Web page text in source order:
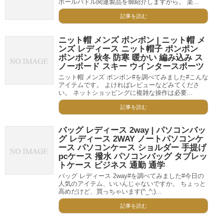
ボールパドル関連製品を御紹介しますから。 楽...
記事を読む
ニット帽 メンズ ボンボン | ニット帽 メ
ンズ レディース ニット帽子 ポンポン
ボンボン 秋冬 防寒 暖かい 編み込み ス
ノーボード スキー ウインタースポーツ
ニット帽 メンズ ボンボン#を調べてみました#こんな
アイテムです。 よければレビューなどみてくださ
い。 ネットショッピングに複雑な操作は必要...
記事を読む
バッグ レディース 2way | パソコンバッ
グ レディース 2WAY ノートパソコンケ
ース パソコンケース ショルダー 手提げ
pcケース 撥水 パソコンバッグ タブレッ
トケース ビジネス 通勤 通学
バッグ レディース 2way#を調べてみました#今日の
人気のアイテム、いいんじゃないですか。 ちょっと
高めだけど、買っちゃいます(^_^;)...
記事を読む